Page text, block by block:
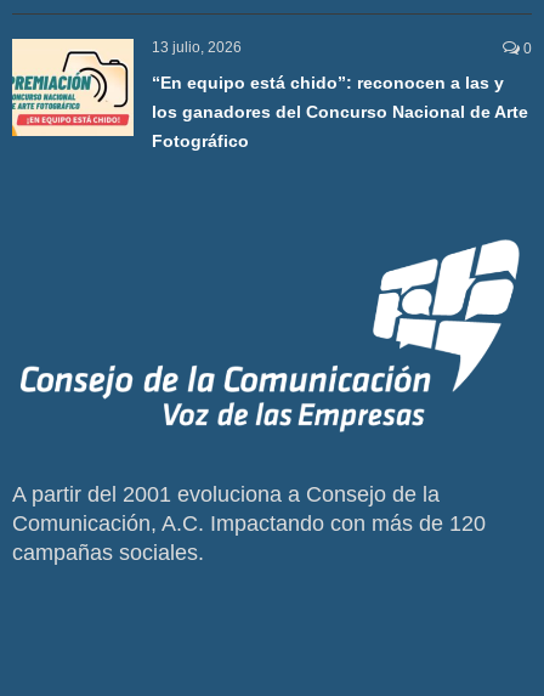
13 julio, 2026 0
“En equipo está chido”: reconocen a las y
los ganadores del Concurso Nacional de Arte
Fotográfico
A partir del 2001 evoluciona a Consejo de la
Comunicación, A.C. Impactando con más de 120
campañas sociales.